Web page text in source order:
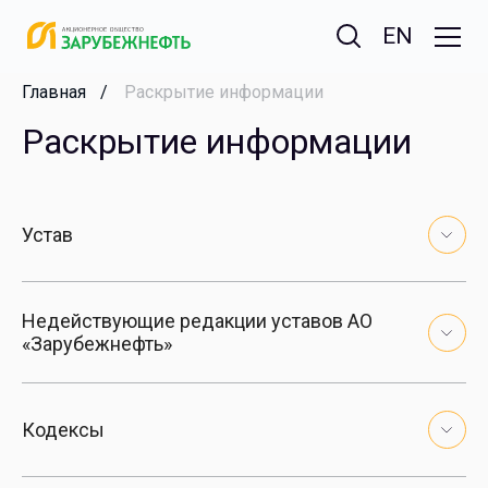
EN
Главная Раскрытие информации
Раскрытие информации
Устав
Недействующие редакции уставов АО
«Зарубежнефть»
Кодексы